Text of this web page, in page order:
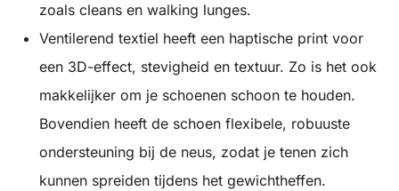
zoals cleans en walking lunges.
Ventilerend textiel heeft een haptische print voor
een 3D-effect, stevigheid en textuur. Zo is het ook
makkelijker om je schoenen schoon te houden.
Bovendien heeft de schoen flexibele, robuuste
ondersteuning bij de neus, zodat je tenen zich
kunnen spreiden tijdens het gewichtheffen.